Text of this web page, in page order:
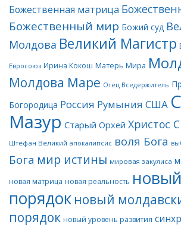
Божественная матрица
Божественный мир Божий суд
Молдова Великий Магистр
Евросоюз Ирина Кокош Матерь Мира
Молдова Маре Отец Вседержитель
Богородица Россия Румыния США
Мазур Старый Орхей Христос
Штефан Великий апокалипсис воля Бога
Бога мир истины мировая закулиса
новая матрица новая реальность
порядок новый
порядок новый уровень развития